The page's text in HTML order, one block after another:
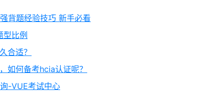
背题经验技巧 新手必看
型比例
合适？
如何备考hcia认证呢？
-VUE考试中心